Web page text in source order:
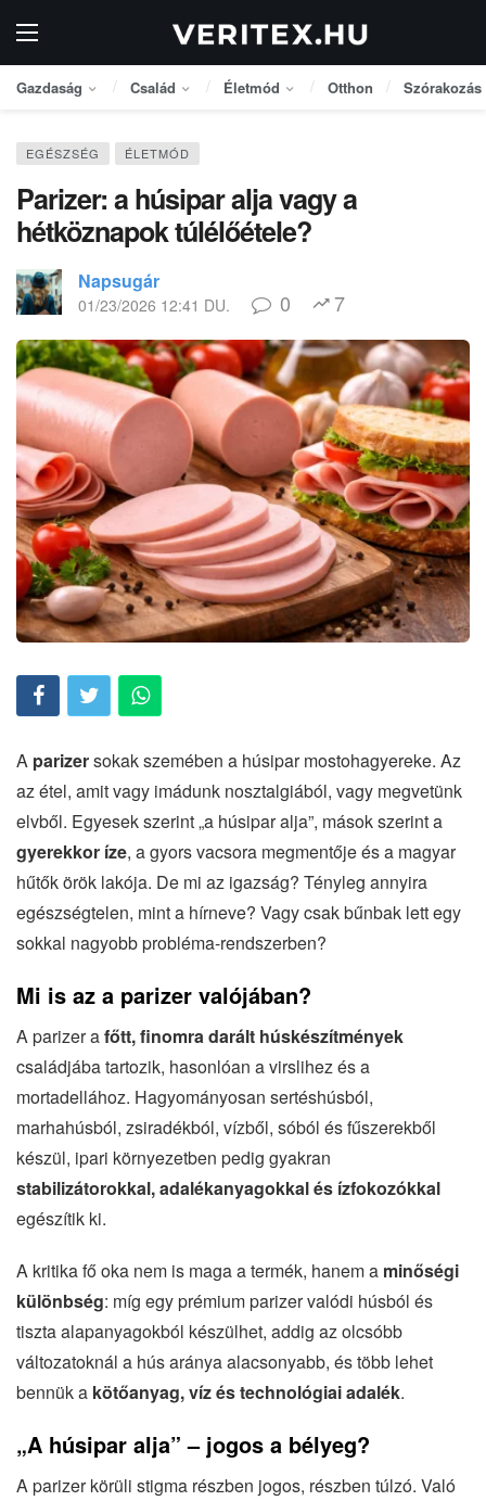
Gazdaság Család Életmód Otthon Szórakozás
EGÉSZSÉG ÉLETMÓD
Parizer: a húsipar alja vagy a
hétköznapok túlélőétele?
Napsugár
01/23/2026 12:41 DU. 0 7
A parizersokak szemében a húsipar mostohagyereke. Az
az étel, amit vagy imádunk nosztalgiából, vagy megvetünk
elvből. Egyesek szerint „a húsipar alja”, mások szerint a
gyerekkor íze, a gyors vacsora megmentője és a magyar
hűtők örök lakója. De mi az igazság? Tényleg annyira
egészségtelen, mint a hírneve? Vagy csak bűnbak lett egy
sokkal nagyobb probléma-rendszerben?
Mi is az a parizer valójában?
A parizer afőtt, finomra darált húskészítmények
családjába tartozik, hasonlóan a virslihez és a
mortadellához. Hagyományosan sertéshúsból,
marhahúsból, zsiradékból, vízből, sóból és fűszerekből
készül, ipari környezetben pedig gyakran
stabilizátorokkal, adalékanyagokkal és ízfokozókkal
egészítik ki.
A kritika fő oka nem is maga a termék, hanem a minőségi
különbség: míg egy prémium parizer valódi húsból és
tiszta alapanyagokból készülhet, addig az olcsóbb
változatoknál a hús aránya alacsonyabb, és több lehet
bennük a kötőanyag, víz és technológiai adalék.
„A húsipar alja” – jogos a bélyeg?
A parizer körüli stigma részben jogos, részben túlzó. Való